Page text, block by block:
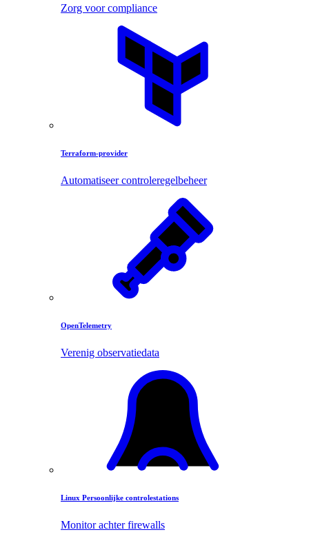
Zorg voor compliance
Terraform-provider
Automatiseer controleregelbeheer
OpenTelemetry
Verenig observatiedata
Linux Persoonlijke controlestations
Monitor achter firewalls